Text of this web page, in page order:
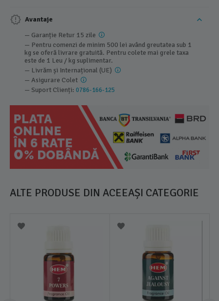
Avantaje
— Garanție Retur 15 zile
— Pentru comenzi de minim 500 lei având greutatea sub 1
kg se oferă livrare gratuită. Pentru colete mai grele taxa
este de 1 Leu / kg suplimentar.
— Livrăm și Internațional (UE)
— Asigurare Colet
— Suport Clienți:0786-166-125
ALTE PRODUSE DIN ACEEAȘI CATEGORIE